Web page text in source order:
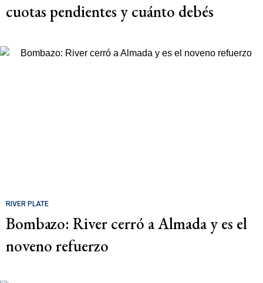
cuotas pendientes y cuánto debés
RIVER PLATE
Bombazo: River cerró a Almada y es el
noveno refuerzo